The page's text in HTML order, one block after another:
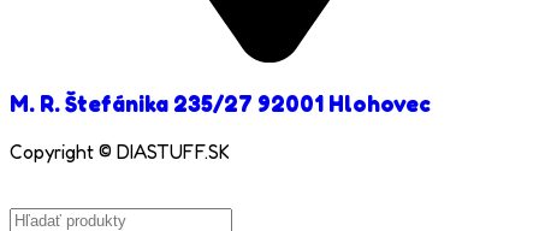
M. R. Štefánika 235/27 92001 Hlohovec
Copyright © DIASTUFF.SK